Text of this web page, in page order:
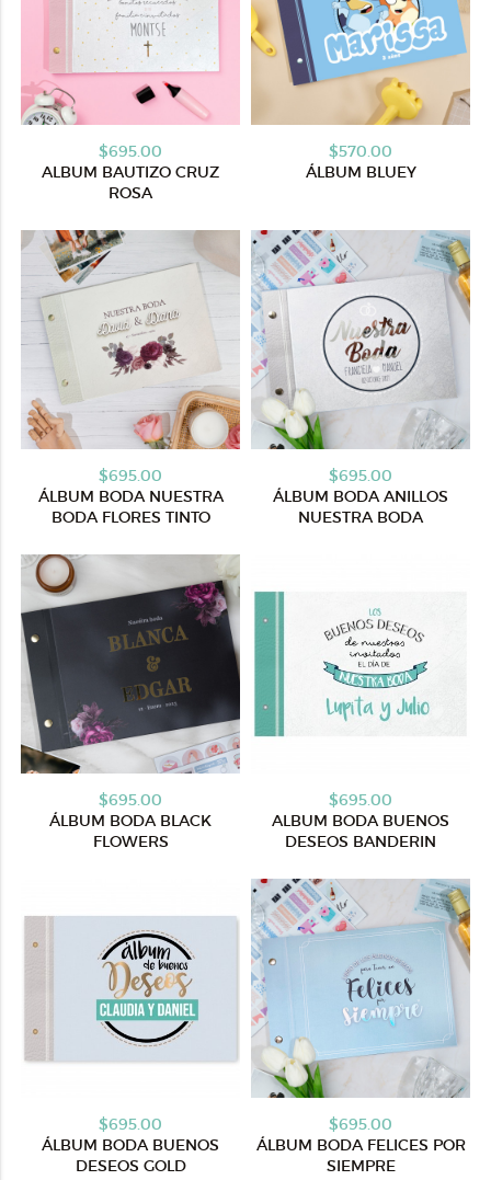
$695.00
ALBUM BAUTIZO CRUZ
ROSA
$570.00
ÁLBUM BLUEY
$695.00
ÁLBUM BODA NUESTRA
BODA FLORES TINTO
$695.00
ÁLBUM BODA ANILLOS
NUESTRA BODA
$695.00
ÁLBUM BODA BLACK
FLOWERS
$695.00
ALBUM BODA BUENOS
DESEOS BANDERIN
$695.00
ÁLBUM BODA BUENOS
DESEOS GOLD
$695.00
ÁLBUM BODA FELICES POR
SIEMPRE